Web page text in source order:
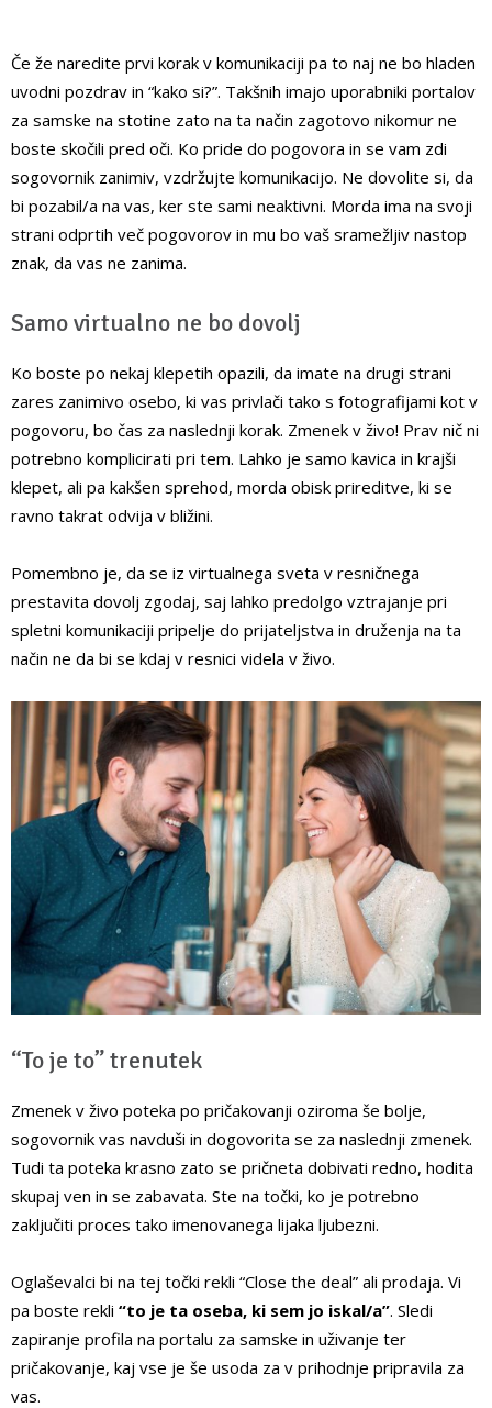
Če že naredite prvi korak v komunikaciji pa to naj ne bo hladen
uvodni pozdrav in “kako si?”. Takšnih imajo uporabniki portalov
za samske na stotine zato na ta način zagotovo nikomur ne
boste skočili pred oči. Ko pride do pogovora in se vam zdi
sogovornik zanimiv, vzdržujte komunikacijo. Ne dovolite si, da
bi pozabil/a na vas, ker ste sami neaktivni. Morda ima na svoji
strani odprtih več pogovorov in mu bo vaš sramežljiv nastop
znak, da vas ne zanima.
Samo virtualno ne bo dovolj
Ko boste po nekaj klepetih opazili, da imate na drugi strani
zares zanimivo osebo, ki vas privlači tako s fotografijami kot v
pogovoru, bo čas za naslednji korak. Zmenek v živo! Prav nič ni
potrebno komplicirati pri tem. Lahko je samo kavica in krajši
klepet, ali pa kakšen sprehod, morda obisk prireditve, ki se
ravno takrat odvija v bližini.
Pomembno je, da se iz virtualnega sveta v resničnega
prestavita dovolj zgodaj, saj lahko predolgo vztrajanje pri
spletni komunikaciji pripelje do prijateljstva in druženja na ta
način ne da bi se kdaj v resnici videla v živo.
“To je to” trenutek
Zmenek v živo poteka po pričakovanji oziroma še bolje,
sogovornik vas navduši in dogovorita se za naslednji zmenek.
Tudi ta poteka krasno zato se pričneta dobivati redno, hodita
skupaj ven in se zabavata. Ste na točki, ko je potrebno
zaključiti proces tako imenovanega lijaka ljubezni.
Oglaševalci bi na tej točki rekli “Close the deal” ali prodaja. Vi
pa boste rekli “to je ta oseba, ki sem jo iskal/a”. Sledi
zapiranje profila na portalu za samske in uživanje ter
pričakovanje, kaj vse je še usoda za v prihodnje pripravila za
vas.